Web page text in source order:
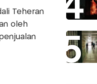
Teheran
oleh